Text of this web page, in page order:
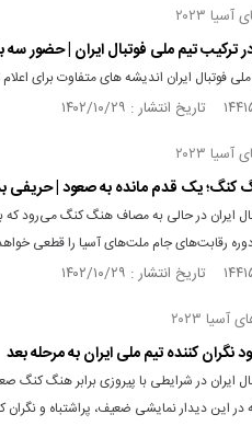
۲۰۲۳
ترکیب تیم ملی فوتبال ایران | حضور
فوتبال ایران اندیشه های متفاوت برای
۲۰۲۳
کنگ؛ یک قدم مانده به صعود | حریفی
ایران در حالی به مصاف هنگ کنگ می‌رود
رقابت‌های جام ملت‌های آسیا را قطعی
۲۰۲۳
نگران کننده تیم ملی ایران به مرحله بعد
ایران در شرایطی با پیروزی برابر هنگ
این دیدار نمایشی ضعیف، پراشتباه و نگران